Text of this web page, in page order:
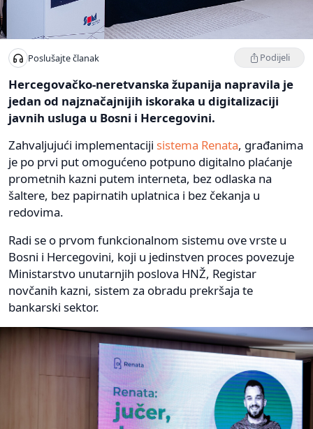
Poslušajte članak Podijeli
Hercegovačko-neretvanska županija napravila je
jedan od najznačajnijih iskoraka u digitalizaciji
javnih usluga u Bosni i Hercegovini.
Zahvaljujući implementaciji sistema Renata, građanima
je po prvi put omogućeno potpuno digitalno plaćanje
prometnih kazni putem interneta, bez odlaska na
šaltere, bez papirnatih uplatnica i bez čekanja u
redovima.
Radi se o prvom funkcionalnom sistemu ove vrste u
Bosni i Hercegovini, koji u jedinstven proces povezuje
Ministarstvo unutarnjih poslova HNŽ, Registar
novčanih kazni, sistem za obradu prekršaja te
bankarski sektor.